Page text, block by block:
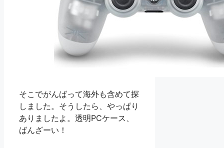
そこでがんばって海外も含めて探
しました。そうしたら、やっぱり
ありましたよ。透明PCケース、
ばんざーい！